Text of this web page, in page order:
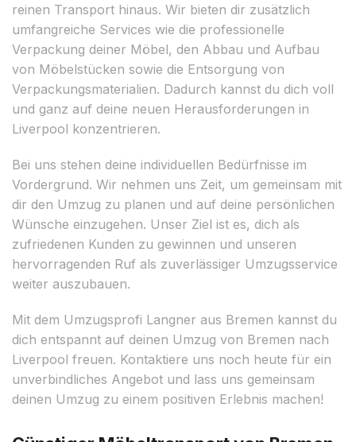
reinen Transport hinaus. Wir bieten dir zusätzlich
umfangreiche Services wie die professionelle
Verpackung deiner Möbel, den Abbau und Aufbau
von Möbelstücken sowie die Entsorgung von
Verpackungsmaterialien. Dadurch kannst du dich voll
und ganz auf deine neuen Herausforderungen in
Liverpool konzentrieren.
Bei uns stehen deine individuellen Bedürfnisse im
Vordergrund. Wir nehmen uns Zeit, um gemeinsam mit
dir den Umzug zu planen und auf deine persönlichen
Wünsche einzugehen. Unser Ziel ist es, dich als
zufriedenen Kunden zu gewinnen und unseren
hervorragenden Ruf als zuverlässiger Umzugsservice
weiter auszubauen.
Mit dem Umzugsprofi Langner aus Bremen kannst du
dich entspannt auf deinen Umzug von Bremen nach
Liverpool freuen. Kontaktiere uns noch heute für ein
unverbindliches Angebot und lass uns gemeinsam
deinen Umzug zu einem positiven Erlebnis machen!